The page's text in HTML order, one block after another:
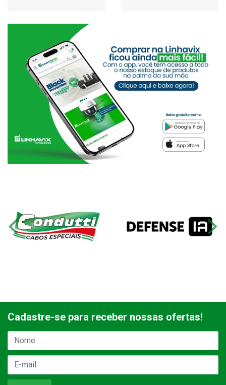
Cadastre-se para receber nossas ofertas!